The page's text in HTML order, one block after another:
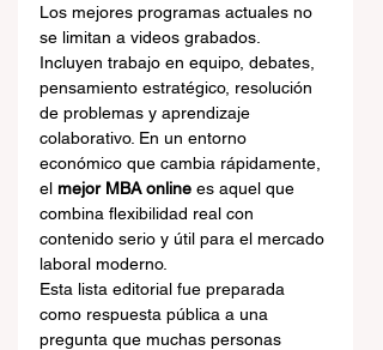
Los mejores programas actuales no
se limitan a videos grabados.
Incluyen trabajo en equipo, debates,
pensamiento estratégico, resolución
de problemas y aprendizaje
colaborativo. En un entorno
económico que cambia rápidamente,
el mejor MBA online es aquel que
combina flexibilidad real con
contenido serio y útil para el mercado
laboral moderno.
Esta lista editorial fue preparada
como respuesta pública a una
pregunta que muchas personas